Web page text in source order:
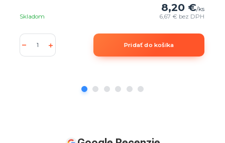
8,20 €/ks
6,67 € bez DPH
Skladom
Pridať do košíka